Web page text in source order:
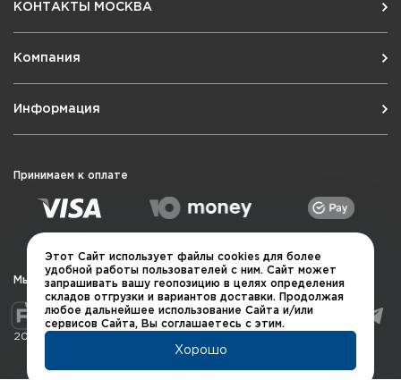
КОНТАКТЫ МОСКВА
Компания
Информация
Принимаем к оплате
Мы в социальных сетях
2026 © QUARTA "Оружейный квартал"
Этот Сайт использует файлы cookies для более
удобной работы пользователей с ним. Сайт может
запрашивать вашу геопозицию в целях определения
складов отгрузки и вариантов доставки. Продолжая
любое дальнейшее использование Сайта и/или
сервисов Сайта, Вы соглашаетесь с этим.
Хорошо